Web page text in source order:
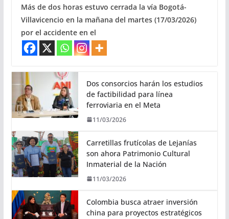
Más de dos horas estuvo cerrada la vía Bogotá-
Villavicencio en la mañana del martes (17/03/2026)
por el accidente en el
Dos consorcios harán los estudios
de factibilidad para línea
ferroviaria en el Meta
11/03/2026
Carretillas frutícolas de Lejanías
son ahora Patrimonio Cultural
Inmaterial de la Nación
11/03/2026
Colombia busca atraer inversión
china para proyectos estratégicos